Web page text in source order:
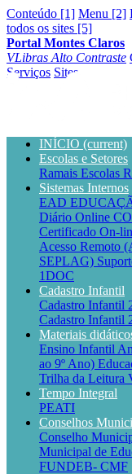
Conteúdo [1] Menu [2]
todos os sites [5]
Portal Montes Claros
VLibras Alto Contraste
Serviços Sites
INÍCIO (current)
Escolas e Setores
Ramais Escolas
Sistemas Internos
EAD
Diário Online
Certificado On-
Acesso Remoto
SEPLAG)
1DOC
Cadastro Infantil
Cadastro
Cadastro Infantil
Materiais
Ensino Infantil
ao 9º Ano)
Trilha da Leitura
Tempo Integral
PEATI
Conselhos
Conselho
Municipal de
FUNDEB- CMF